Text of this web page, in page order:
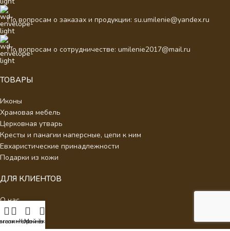
По вопросам о заказах и продукции: su.umilenie@yandex.ru
По вопросам о сотрудничестве: umilenie2017@mail.ru
ТОВАРЫ
Иконы
Храмовая мебель
Церковная утварь
Кресты и панагии наперсные, цепи к ним
Евхаристические принадлежности
Подарки из кожи
ДЛЯ КЛИЕНТОВ
О нас
Новостижеланий
Корзина
Мой аккаунт